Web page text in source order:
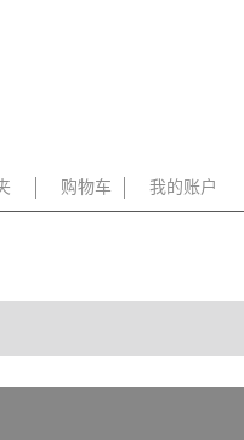
购物车 我的账户